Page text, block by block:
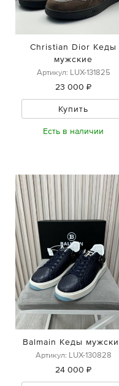
Christian Dior Кеды
мужские
Артикул: LUX-131825
23 000 ₽
Купить
Есть в наличии
Balmain Кеды
Артикул: LUX-130828
24 000 ₽